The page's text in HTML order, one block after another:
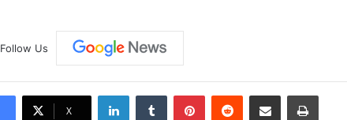
Follow Us
X
LinkedInTumblr PinterestReddit Share via Email Print